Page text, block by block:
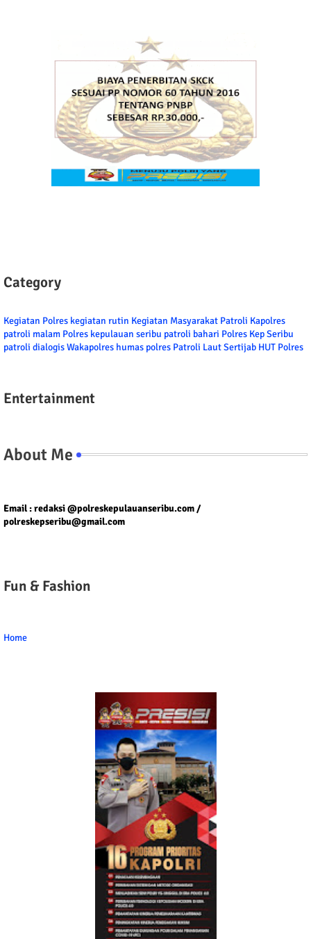
Category
Kegiatan Polres kegiatan rutin Kegiatan Masyarakat Patroli Kapolres
patroli malam Polres kepulauan seribu patroli bahari Polres Kep Seribu
patroli dialogisWakapolres humas polres Patroli LautSertijab HUT Polres
Entertainment
About Me
Email : redaksi @polreskepulauanseribu.com /
polreskepseribu@gmail.com
Fun & Fashion
Home